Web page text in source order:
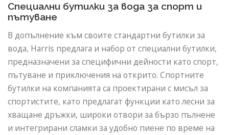
Специални бутилки за вода за спорт и
пътуване
В допълнение към своите стандартни бутилки за
вода, Harris предлага и набор от специални бутилки,
предназначени за специфични дейности като спорт,
пътуване и приключения на открито. Спортните
бутилки на компанията са проектирани с мисъл за
спортистите, като предлагат функции като лесни за
хващане дръжки, широки отвори за бързо пълнене
и интегрирани сламки за удобно пиене по време на